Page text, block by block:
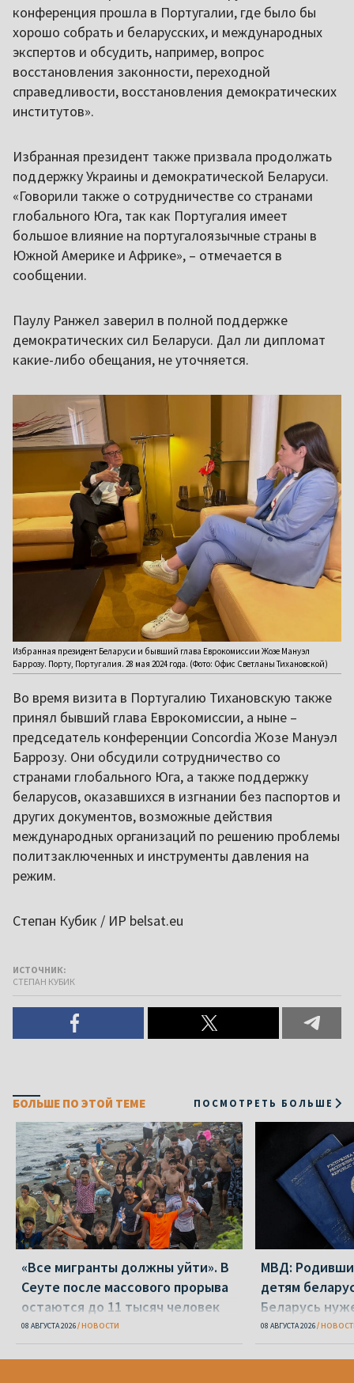
конференция прошла в Португалии, где было бы
хорошо собрать и беларусских, и международных
экспертов и обсудить, например, вопрос
восстановления законности, переходной
справедливости, восстановления демократических
институтов».
Избранная президент также призвала продолжать
поддержку Украины и демократической Беларуси.
«Говорили также о сотрудничестве со странами
глобального Юга, так как Португалия имеет
большое влияние на португалоязычные страны в
Южной Америке и Африке», – отмечается в
сообщении.
Паулу Ранжел заверил в полной поддержке
демократических сил Беларуси. Дал ли дипломат
какие-либо обещания, не уточняется.
Избранная президент Беларуси и бывший глава Еврокомиссии Жозе Мануэл
Баррозу. Порту, Португалия. 28 мая 2024 года. (Фото: Офис Светланы Тихановской)
Во время визита в Португалию Тихановскую также
принял бывший глава Еврокомиссии, а ныне –
председатель конференции Concordia Жозе Мануэл
Баррозу. Они обсудили сотрудничество со
странами глобального Юга, а также поддержку
беларусов, оказавшихся в изгнании без паспортов и
других документов, возможные действия
международных организаций по решению проблемы
политзаключенных и инструменты давления на
режим.
Степан Кубик / ИР belsat.eu
ИСТОЧНИК:
СТЕПАН КУБИК
БОЛЬШЕ ПО ЭТОЙ ТЕМЕ ПОСМОТРЕТЬ БОЛЬШЕ
«Все мигранты должны уйти». В
Сеуте после массового прорыва
остаются до 11 тысяч человек
08 АВГУСТА 2026 НОВОСТИ
МВД:
детям
Беларусь
паспорт
08 АВГУСТА 2026